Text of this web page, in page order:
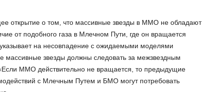
открытие о том, что массивные звезды в ММО не обладают
от подобного газа в Млечном Пути, где он вращается
на несовпадение с ожидаемыми моделями
массивные звезды должны следовать за межзвездным
«Если ММО действительно не вращается, то предыдущие
с Млечным Путем и БМО могут потребовать